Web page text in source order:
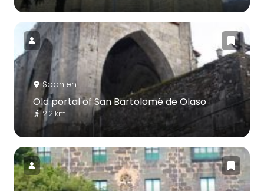
Spanien
Old portal of San Bartolomé de Olaso
2.2 km